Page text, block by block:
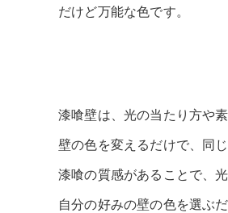
だけど万能な色です。
漆喰壁は、光の当たり方や
壁の色を変えるだけで、同
漆喰の質感があることで、
自分の好みの壁の色を選ぶ